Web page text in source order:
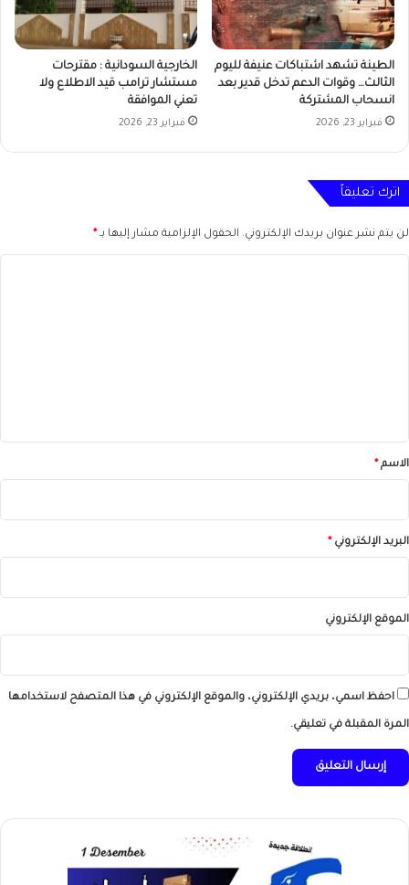
الطينة تشهد اشتباكات عنيفة لليوم
الثالث… وقوات الدعم تدخل قدير بعد
انسحاب المشتركة
فبراير 23, 2026
الخارجية السودانية : مقترحات
مستشار ترامب قيد الاطلاع ولا
تعني الموافقة
فبراير 23, 2026
اترك تعليقاً
لن يتم نشر عنوان بريدك الإلكتروني. الحقول الإلزامية مشار إليها بـ *
*الاسم *
البريد الإلكتروني *
الموقع الإلكتروني
احفظ اسمي، بريدي الإلكتروني، والموقع الإلكتروني في هذا المتصفح لاستخدامها
المرة المقبلة في تعليقي.